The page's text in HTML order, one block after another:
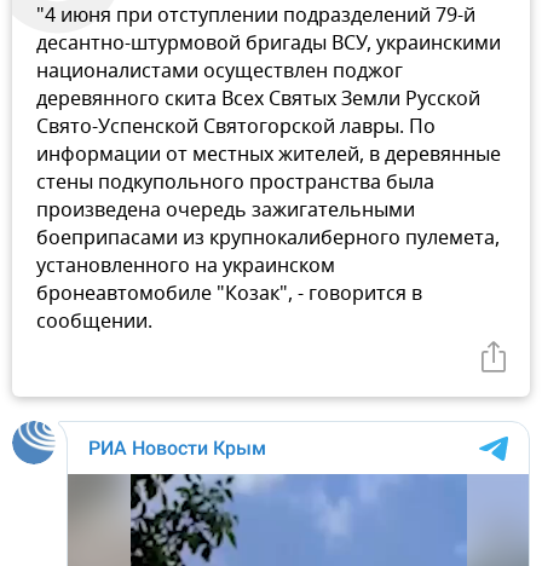
"4 июня при отступлении подразделений 79-й
десантно-штурмовой бригады ВСУ, украинскими
националистами осуществлен поджог
деревянного скита Всех Святых Земли Русской
Свято-Успенской Святогорской лавры. По
информации от местных жителей, в деревянные
стены подкупольного пространства была
произведена очередь зажигательными
боеприпасами из крупнокалиберного пулемета,
установленного на украинском
бронеавтомобиле "Козак", - говорится в
сообщении.